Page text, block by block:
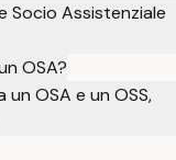
Socio Assistenziale
OSA?
OSA e un OSS,